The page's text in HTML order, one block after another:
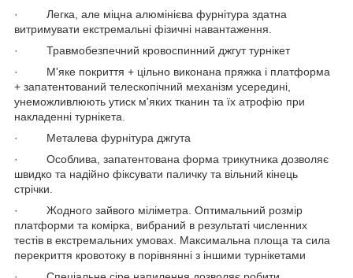
· Легка, але міцна алюмінієва фурнітура здатна
витримувати екстремальні фізичні навантаження.
· Травмобезпечний кровоспинний джгут турнікет
· М'яке покриття + цільно виконана пряжка і платформа
+ запатентований телескопічний механізм усередині,
унеможливлюють утиск м'яких тканин та їх атрофію при
накладенні турнікета.
· Металева фурнітура джгута
· Особлива, запатентована форма трикутника дозволяє
швидко та надійно фіксувати паличку та вільний кінець
стрічки.
· Жодного зайвого міліметра. Оптимальний розмір
платформи та комірка, вибраний в результаті численних
тестів в екстремальних умовах. Максимальна площа та сила
перекриття кровотоку в порівнянні з іншими турнікетами